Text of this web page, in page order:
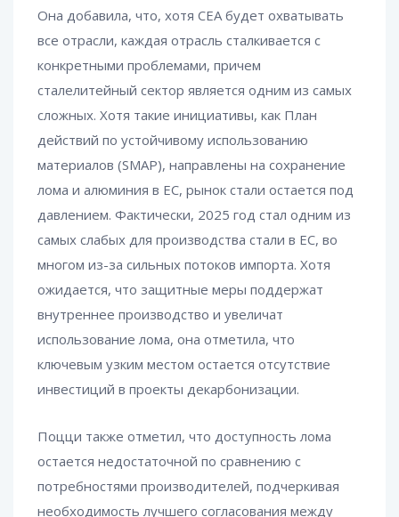
Она добавила, что, хотя CEA будет охватывать
все отрасли, каждая отрасль сталкивается с
конкретными проблемами, причем
сталелитейный сектор является одним из самых
сложных. Хотя такие инициативы, как План
действий по устойчивому использованию
материалов (SMAP), направлены на сохранение
лома и алюминия в ЕС, рынок стали остается под
давлением. Фактически, 2025 год стал одним из
самых слабых для производства стали в ЕС, во
многом из-за сильных потоков импорта. Хотя
ожидается, что защитные меры поддержат
внутреннее производство и увеличат
использование лома, она отметила, что
ключевым узким местом остается отсутствие
инвестиций в проекты декарбонизации.
Поцци также отметил, что доступность лома
остается недостаточной по сравнению с
потребностями производителей, подчеркивая
необходимость лучшего согласования между